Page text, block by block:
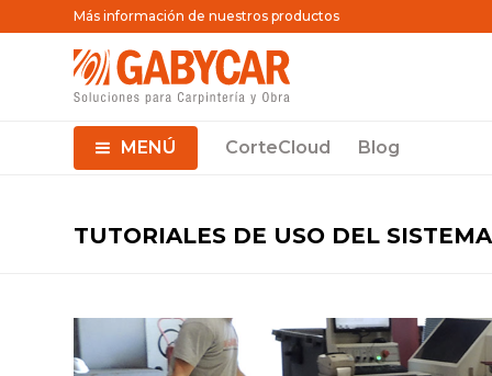
MENÚ CorteCloud Blog
Más información de nuestros productos
TUTORIALES DE USO DEL SISTEMA